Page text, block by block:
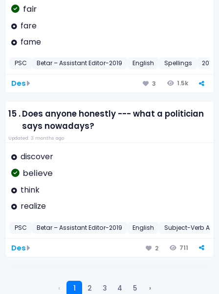
fair
fare
fame
PSC Betar – Assistant Editor-2019 English Spellings 2019
Des 3 1.5k
15 .Does anyone honestly --- what a politician
says nowadays?
Updated: 3 months ago
discover
believe
think
realize
PSC Betar – Assistant Editor-2019 English Subject-Verb
Des 2 711
‹ 1 2 3 4 5 ›